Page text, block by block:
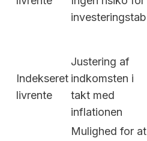
investeringstab
Indekseret
livrente
Justering af
indkomsten i
takt med
inflationen
Mulighed for at